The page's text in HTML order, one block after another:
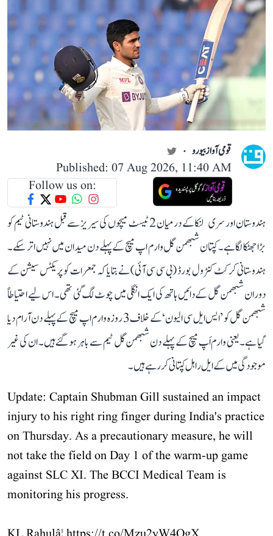
قومی آواز بیورو
Published: 07 Aug 2026, 11:40 AM
Follow us on:
ہندوستان اور سری لنکا کے درمیان 2 ٹیسٹ میچوں کی سیریز سے قبل ہندوستانی ٹیم کو
بڑا جھٹکا لگا ہے۔ کپتان شبھمن گل وارم اپ میچ کے پہلے دن میدان میں نہیں اتر سکے۔
ہندوستانی کرکٹ کنٹرول بورڈ (بی سی سی آئی) نے بتایا کہ جمعرات کو پریکٹس سیشن کے
دوران شبھمن گل کے دائیں ہاتھ کی ایک انگلی میں چوٹ لگ گئی تھی۔ اس لیے احتیاطاً
شبھمن گل کو ’ایس ایل سی الیون‘ کے خلاف 3 روزہ وارم اپ میچ کے پہلے دن آرام دیا
گیا ہے۔ یعنی وارم اَپ میچ کے پہلے دن شبھمن گل ٹیم سے باہر ہو گئے ہیں۔ ان کی غیر
موجودگی میں کے ایل راہل کپتانی کر رہے ہیں۔
Update: Captain Shubman Gill sustained an impact
injury to his right ring finger during India's practice
on Thursday. As a precautionary measure, he will
not take the field on Day 1 of the warm-up game
against SLC XI. The BCCI Medical Team is
monitoring his progress.